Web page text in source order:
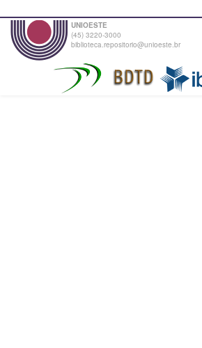
UNIOESTE
(45) 3220-3000
biblioteca.repositorio@unioeste.br